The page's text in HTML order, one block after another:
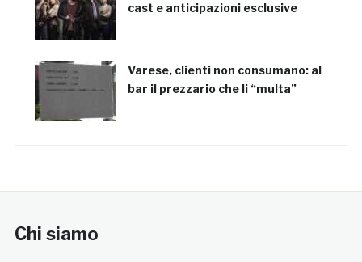
cast e anticipazioni esclusive
Varese, clienti non consumano: al
bar il prezzario che li “multa”
Chi siamo